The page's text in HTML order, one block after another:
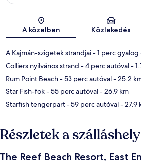
Térkép
A közelben Közlekedés
A Kajmán-szigetek strandjai- 1 perc gyalog
Colliers nyilvános strand - 4 perc autóval-
Rum Point Beach- 53 perc autóval- 25.2
Star Fish-fok- 55 perc autóval- 26.9 km
Starfish tengerpart- 59 perc autóval- 27.9
Részletek a
The Reef Beach Resort, East